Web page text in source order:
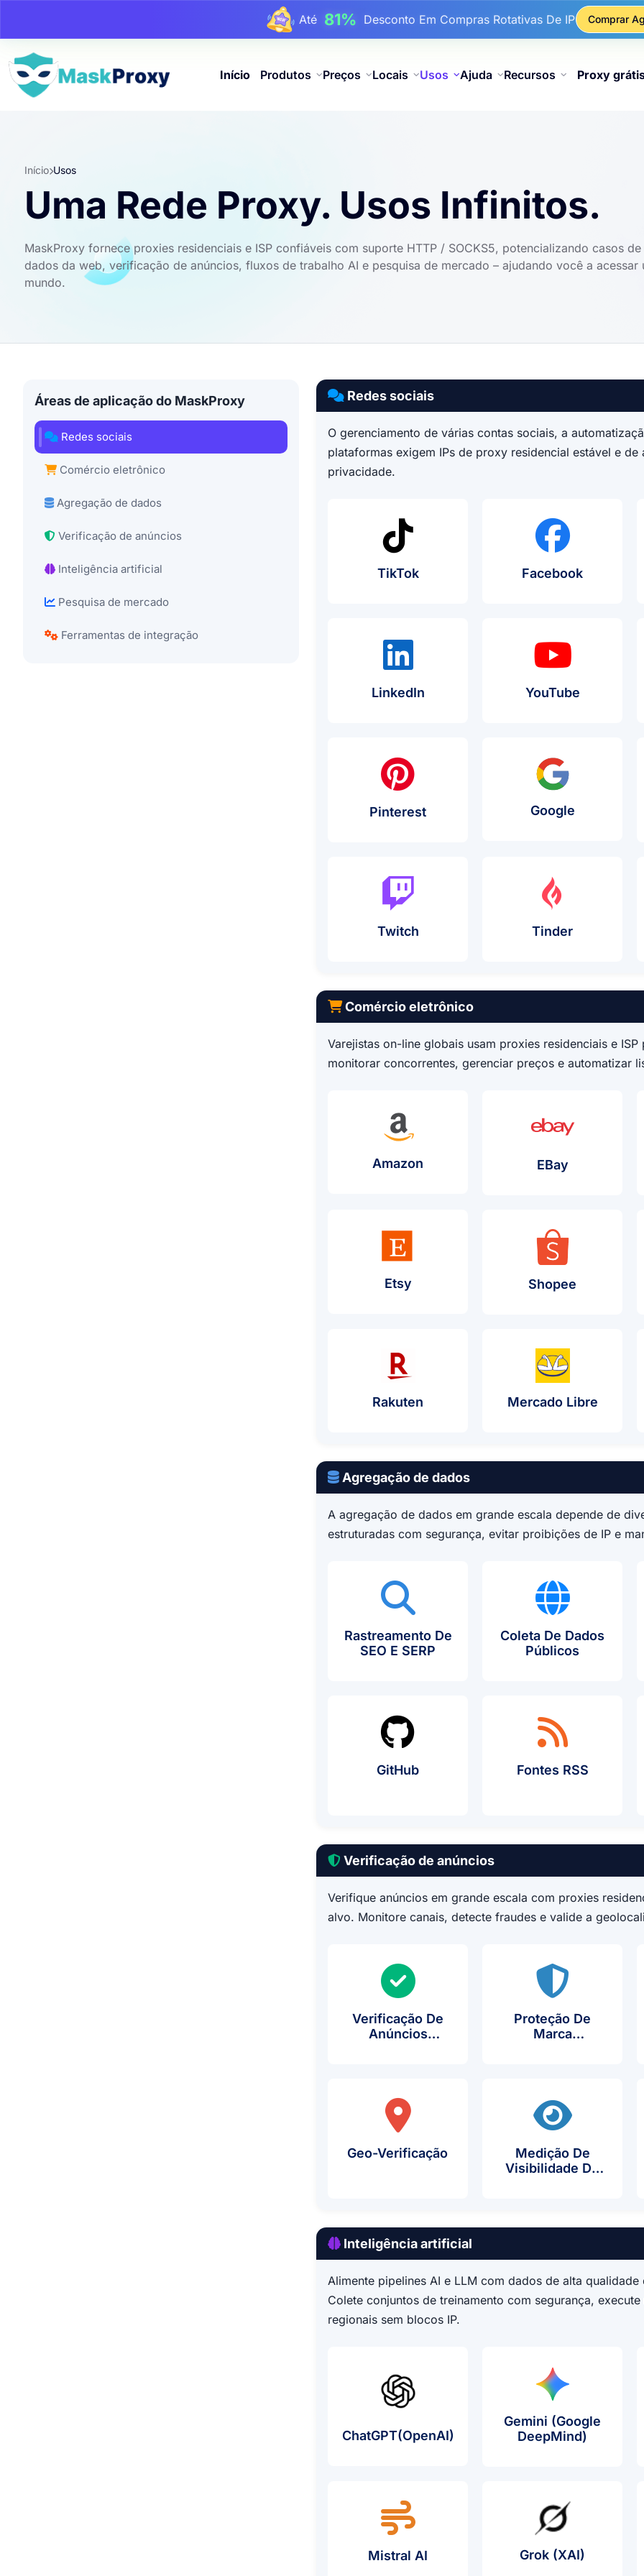
Até17%De Desconto Bônus Em Recargas
Até25%Desconto Em Compras Estáticas De IP
Comprar
Início Produtos Preços Locais Usos Ajuda Recursos Proxy
Início Usos
Uma Rede Proxy. Usos Infinitos.
MaskProxy fornece proxies residenciais e ISP confiáveis ​​com suporte HTTP / SOCKS5, potencializando casos
dados da web, verificação de anúncios, fluxos de trabalho AI e pesquisa de mercado – ajudando você a
mundo.
Áreas de aplicação do MaskProxy
Redes sociais
Comércio eletrônico
Agregação de dados
Verificação de anúncios
Inteligência artificial
Pesquisa de mercado
Ferramentas de integração
Redes sociais
O gerenciamento de várias contas sociais, a
plataformas exigem IPs de proxy residencial estável e
privacidade.
TikTokCaso De Uso De Proxy
FacebookCaso De
LinkedInCaso De Uso De Proxy
YouTubeCaso De
PinterestCaso De Uso De Proxy
GoogleCaso De
TwitchCaso De Uso De Proxy
TinderCaso De
Comércio eletrônico
Varejistas on-line globais usam proxies residenciais e
monitorar concorrentes, gerenciar preços e automatizar
Amazon Caso De Uso De Proxy
EBayCaso De
EtsyCaso De Uso De ProxyShopee Caso De
Rakuten Caso De Uso De Proxy
Mercado LibreCaso
Agregação de dados
A agregação de dados em grande escala depende de
estruturadas com segurança, evitar proibições de IP e
Rastreamento De
SEO E SERP
Coleta De Dados
Públicos
GitHub Fontes RSS
Verificação de anúncios
Verifique anúncios em grande escala com proxies
alvo. Monitore canais, detecte fraudes e valide a
Verificação De
Anúncios
Proteção De
Marca
Geo-Verificação
Medição De
Visibilidade De
Inteligência artificial
Alimente pipelines AI e LLM com dados de alta
Colete conjuntos de treinamento com segurança,
regionais sem blocos IP.
ChatGPT(OpenAI) Caso De Uso De Proxy
Gemini (Google
DeepMind) Caso
Mistral AI Grok (xAI) Caso